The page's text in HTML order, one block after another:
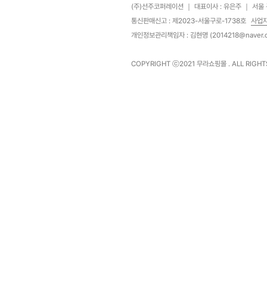
(주)선주코퍼레이션 대표이사 : 유은주
서울
통신판매신고 : 제2023-서울구로-1738호 사업
개인정보관리책임자 : 김현명
COPYRIGHT ⓒ2021 무라쇼핑몰 . ALL